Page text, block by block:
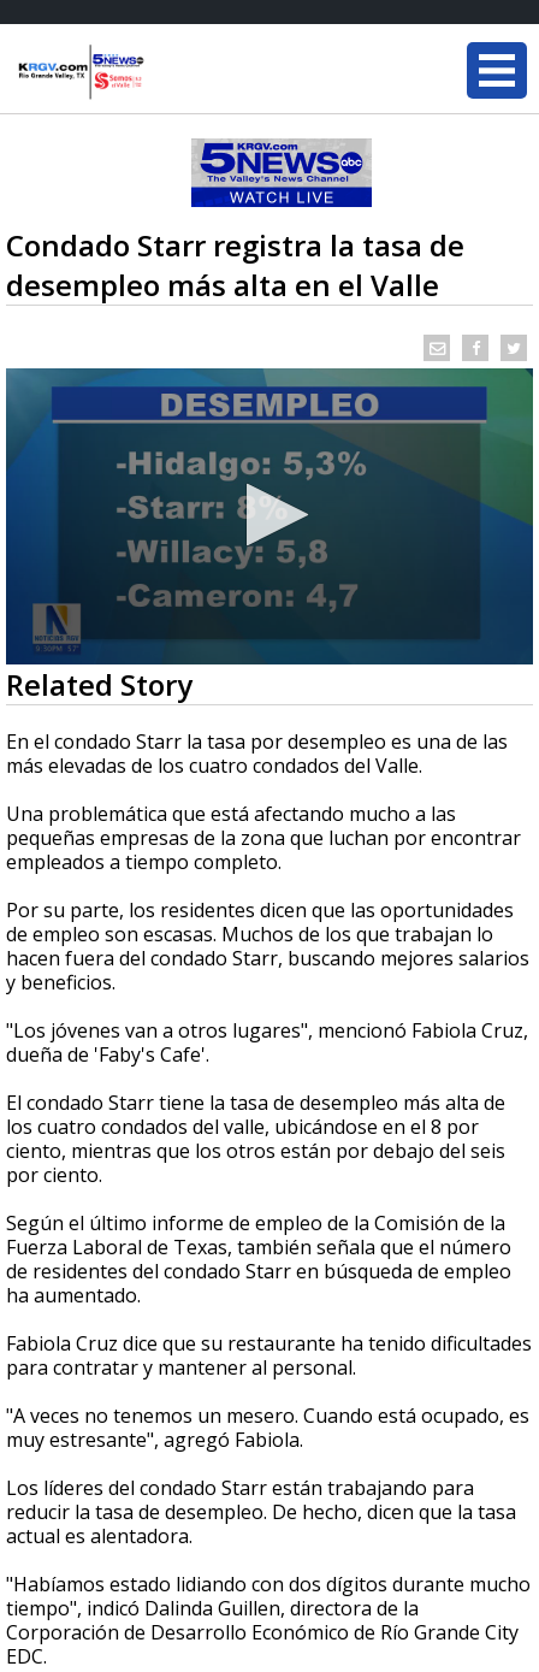
Condado Starr registra la tasa de
desempleo más alta en el Valle
0
seconds
of
1
minute,
44
Related Story
En el condado Starr la tasa por desempleo es una de las
más elevadas de los cuatro condados del Valle.
Una problemática que está afectando mucho a las
pequeñas empresas de la zona que luchan por encontrar
empleados a tiempo completo.
Por su parte, los residentes dicen que las oportunidades
de empleo son escasas. Muchos de los que trabajan lo
hacen fuera del condado Starr, buscando mejores salarios
y beneficios.
"Los jóvenes van a otros lugares", mencionó Fabiola Cruz,
dueña de 'Faby's Cafe'.
El condado Starr tiene la tasa de desempleo más alta de
los cuatro condados del valle, ubicándose en el 8 por
ciento, mientras que los otros están por debajo del seis
por ciento.
Según el último informe de empleo de la Comisión de la
Fuerza Laboral de Texas, también señala que el número
de residentes del condado Starr en búsqueda de empleo
ha aumentado.
Fabiola Cruz dice que su restaurante ha tenido dificultades
para contratar y mantener al personal.
"A veces no tenemos un mesero. Cuando está ocupado, es
muy estresante", agregó Fabiola.
Los líderes del condado Starr están trabajando para
reducir la tasa de desempleo. De hecho, dicen que la tasa
actual es alentadora.
"Habíamos estado lidiando con dos dígitos durante mucho
tiempo", indicó Dalinda Guillen, directora de la
Corporación de Desarrollo Económico de Río Grande City
EDC.